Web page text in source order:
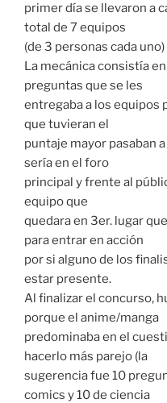
primer día se llevaron a
total de 7 equipos
(de 3 personas cada
La mecánica consistía
preguntas que se les
entregaba a los equipos
que tuvieran el
puntaje mayor pasaban
sería en el foro
principal y frente al
equipo que
quedara en 3er. lugar
para entrar en acción
por si alguno de los
estar presente.
Al finalizar el concurso,
porque el anime/manga
predominaba en el
hacerlo más parejo (la
sugerencia fue 10
comics y 10 de ciencia